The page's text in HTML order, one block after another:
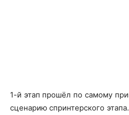
1-й этап прошёл по самому
сценарию спринтерского